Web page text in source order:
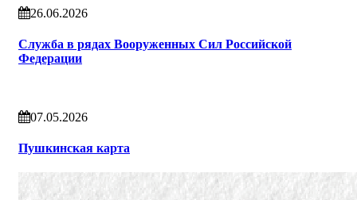
26.06.2026
Служба в рядах Вооруженных Сил Российской
Федерации
07.05.2026
Пушкинская карта